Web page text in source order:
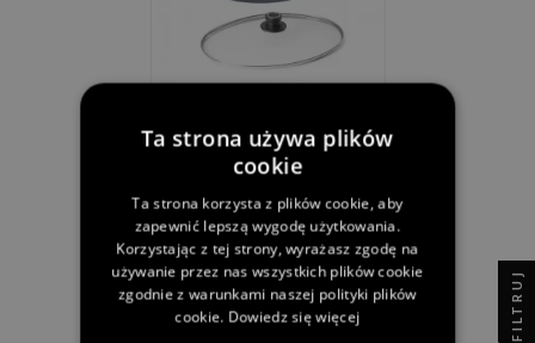
Diamond 31 X 26 Cm
Cena:749,00 zł
FILTRUJ
Ta strona używa plików
cookie
Ta strona korzysta z plików cookie, aby
zapewnić lepszą wygodę użytkowania.
Korzystając z tej strony, wyrażasz zgodę na
używanie przez nas wszystkich plików cookie
zgodnie z warunkami naszej polityki plików
cookie. Dowiedz się więcej